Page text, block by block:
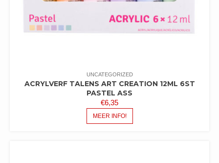
UNCATEGORIZED
ACRYLVERF TALENS ART CREATION 12ML 6ST
PASTEL ASS
€6,35
MEER INFO!